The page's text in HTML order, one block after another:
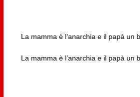
La mamma è l’anarchia e il papà un
La mamma è l’anarchia e il papà un